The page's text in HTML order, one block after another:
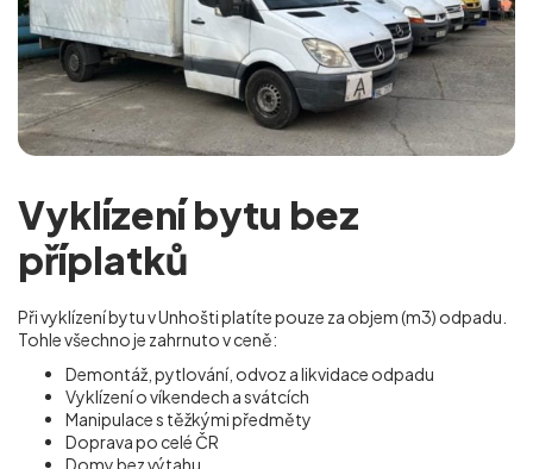
Vyklízení bytu bez
příplatků
Při vyklízení bytu v Unhošti platíte pouze za objem (m3) odpadu.
Tohle všechno je zahrnuto v ceně:
Demontáž, pytlování, odvoz a likvidace odpadu
Vyklízení o víkendech a svátcích
Manipulace s těžkými předměty
Doprava po celé ČR
Domy bez výtahu